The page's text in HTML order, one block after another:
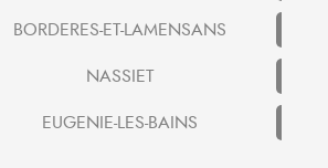
BORDERES-ET-LAMENSANS
NASSIET
EUGENIE-LES-BAINS